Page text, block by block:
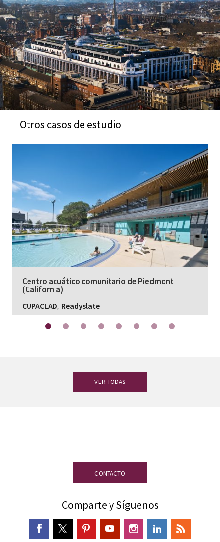
Otros casos de estudio
Centro acuático comunitario de Piedmont
(California)
CUPACLAD, Readyslate
VER TODAS
CONTACTO
Comparte y Síguenos